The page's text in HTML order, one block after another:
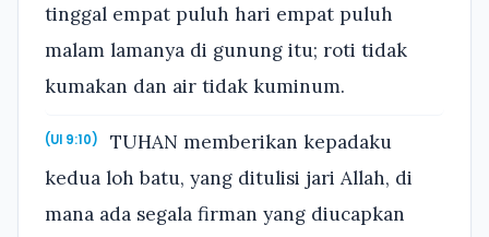
tinggal empat puluh hari empat puluh
malam lamanya di gunung itu; roti tidak
kumakan dan air tidak kuminum.
(Ul 9:10)
TUHAN memberikan kepadaku
kedua loh batu, yang ditulisi jari Allah, di
mana ada segala firman yang diucapkan